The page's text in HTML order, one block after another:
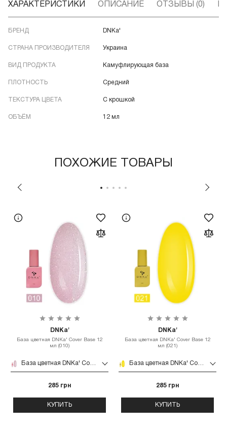
ХАРАКТЕРИСТИКИ ОПИСАНИЕ ОТЗЫВЫ (0)
БРЕНД DNKa'
СТРАНА ПРОИЗВОДИТЕЛЯ Украина
ВИД ПРОДУКТА Камуфлирующая база
ПЛОТНОСТЬ Средний
ТЕКСТУРА ЦВЕТА С крошкой
ОБЪЁМ 12 мл
ПОХОЖИЕ ТОВАРЫ
DNKa'
База цветная DNKa' Cover Base 12
мл (010)
База цветная DNKa' Cover Base 12 мл (010)
285 грн
КУПИТЬ
DNKa'
База цветная DNKa' Cover Base 12
мл (021)
База цветная DNKa' Cover Base 12 мл (021)
285 грн
КУПИТЬ